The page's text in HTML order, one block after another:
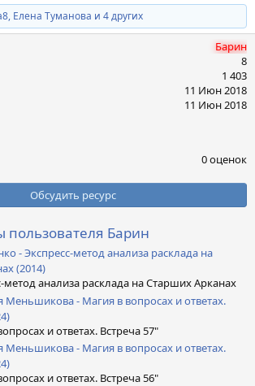
, Елена Туманова и 4 других
Барин
8
1 403
11 Июн 2018
11 Июн 2018
0 оценок
Обсудить ресурс
пользователя Барин
- Экспресс-метод анализа расклада на
(2014)
метод анализа расклада на Старших Арканах
Меньшикова - Магия в вопросах и ответах.
и ответах. Встреча 57"
Меньшикова - Магия в вопросах и ответах.
и ответах. Встреча 56"